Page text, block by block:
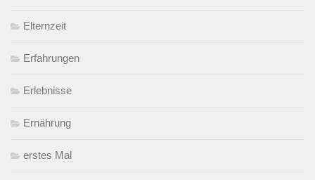
Elternzeit
Erfahrungen
Erlebnisse
Ernährung
erstes Mal